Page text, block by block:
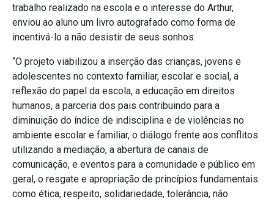
trabalho realizado na escola e o interesse do Arthur,
enviou ao aluno um livro autografado como forma de
incentivá-lo a não desistir de seus sonhos.
“O projeto viabilizou a inserção das crianças, jovens e
adolescentes no contexto familiar, escolar e social, a
reflexão do papel da escola, a educação em direitos
humanos, a parceria dos pais contribuindo para a
diminuição do índice de indisciplina e de violências no
ambiente escolar e familiar, o diálogo frente aos conflitos
utilizando a mediação, a abertura de canais de
comunicação, e eventos para a comunidade e público em
geral, o resgate e apropriação de princípios fundamentais
como ética, respeito, solidariedade, tolerância, não